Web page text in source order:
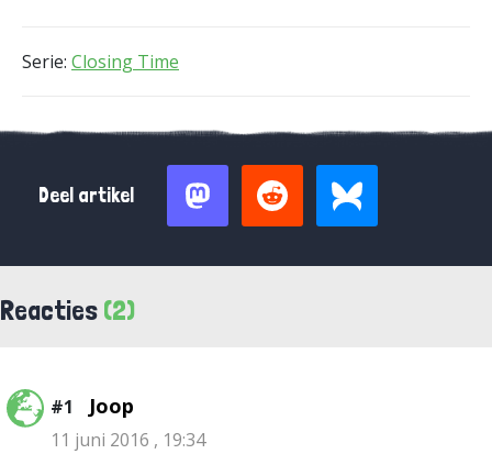
Serie: Closing Time
Deel artikel
Reacties (2)
#1 Joop
11 juni 2016 , 19:34